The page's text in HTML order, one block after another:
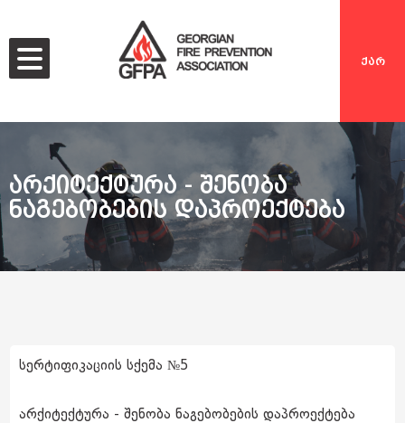
ქარ
არქიტექტურა - შენობა
ნაგებობების დაპროექტება
სერტიფიკაციის სქემა №5
არქიტექტურა - შენობა ნაგებობების დაპროექტება